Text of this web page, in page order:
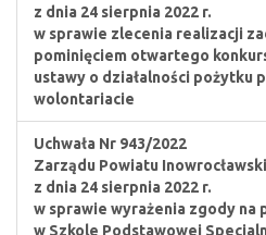
z dnia 24 sierpnia 2022 r.
w sprawie zlecenia realizacji
pominięciem otwartego
ustawy o działalności pożytku
wolontariacie
Uchwała Nr 943/2022
Zarządu Powiatu
z dnia 24 sierpnia 2022 r.
w sprawie wyrażenia zgody na
w Szkole Podstawowej